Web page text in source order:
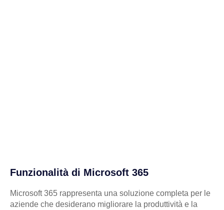
Funzionalità di Microsoft 365
Microsoft 365 rappresenta una soluzione completa per le
aziende che desiderano migliorare la produttività e la